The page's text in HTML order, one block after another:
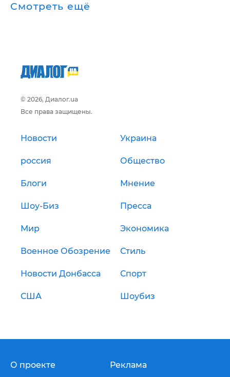
Смотреть ещё
© 2026, Диалог.ua
Все права защищены.
Новости Украина
россия Общество
Блоги Мнение
Шоу-Биз Пресса
Мир Экономика
Военное Обозрение Стиль
Новости Донбасса Спорт
США Шоубиз
О проекте Реклама